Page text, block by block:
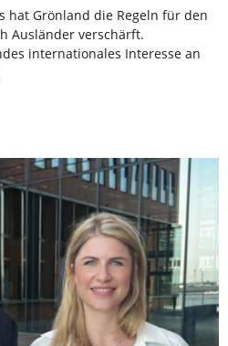
hat Grönland die Regeln für den
Ausländer verschärft.
internationales Interesse an